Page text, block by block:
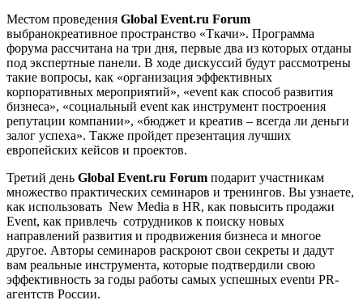
Местом проведения Global Event.ru Forum
выбранокреативное пространство «Ткачи». Программа
форума рассчитана на три дня, первые два из которых отданы
под экспертные панели. В ходе дискуссий будут рассмотрены
такие вопросы, как «организация эффективных
корпоративных мероприятий», «event как способ развития
бизнеса», «социальный event как инструмент построения
репутации компании», «бюджет и креатив – всегда ли деньги
залог успеха». Также пройдет презентация лучших
европейских кейсов и проектов.
Третий день Global Event.ru Forum подарит участникам
множество практических семинаров и тренингов. Вы узнаете,
как использовать New Media в HR, как повысить продажи
Event, как привлечь сотрудников к поиску новых
направлений развития и продвижения бизнеса и многое
другое. Авторы семинаров раскроют свои секреты и дадут
вам реальные инструмента, которые подтвердили свою
эффективность за годы работы самых успешных eventи PR-
агентств России.